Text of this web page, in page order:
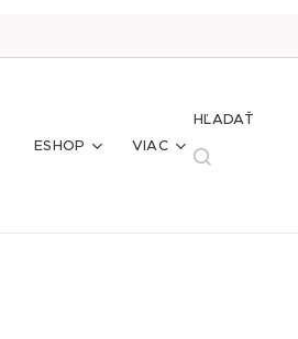
ESHOP VIAC
HĽADAŤ